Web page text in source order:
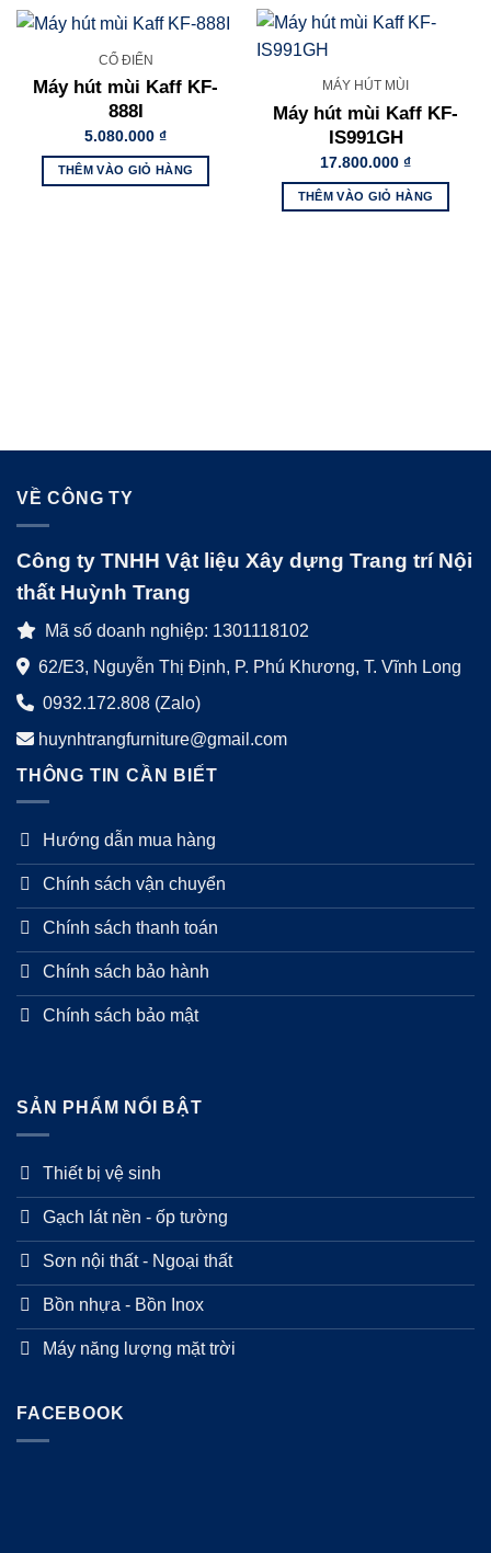
CỔ ĐIỂN
Máy hút mùi Kaff KF-
888I
5.080.000 ₫
THÊM VÀO GIỎ HÀNG
MÁY HÚT MÙI
Máy hút mùi Kaff KF-
IS991GH
17.800.000 ₫
THÊM VÀO GIỎ HÀNG
VỀ CÔNG TY
Công ty TNHH Vật liệu Xây dựng Trang trí Nội
thất Huỳnh Trang
Mã số doanh nghiệp: 1301118102
62/E3, Nguyễn Thị Định, P. Phú Khương, T. Vĩnh Long
0932.172.808 (Zalo)
huynhtrangfurniture@gmail.com
THÔNG TIN CẦN BIẾT
Hướng dẫn mua hàng
Chính sách vận chuyển
Chính sách thanh toán
Chính sách bảo hành
Chính sách bảo mật
SẢN PHẨM NỔI BẬT
Thiết bị vệ sinh
Gạch lát nền - ốp tường
Sơn nội thất - Ngoại thất
Bồn nhựa - Bồn Inox
Máy năng lượng mặt trời
FACEBOOK